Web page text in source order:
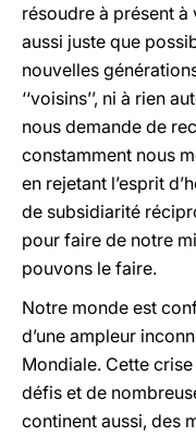
résoudre à présent
aussi juste que
nouvelles
‘‘voisins’’, ni à rien
nous demande de
constamment nous
en rejetant l’esprit
de subsidiarité
pour faire de notre
pouvons le faire.
Notre monde est
d’une ampleur
Mondiale. Cette
défis et de
continent aussi, des